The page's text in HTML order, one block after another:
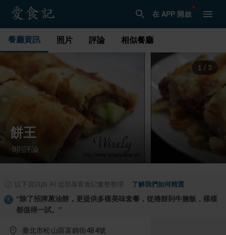
在 APP 開啟
餐廳資訊 照片 評論 相似餐廳
1 / 3
餅王
·8則評論
以下資訊由 AI 從部落客食記彙整整理 了解我們如何精選
“除了招牌蔥油餅，更提供多樣美味套餐，從捲餅到牛腩飯，樣樣
都值得一試。 ”
臺北市松山區富錦街484號